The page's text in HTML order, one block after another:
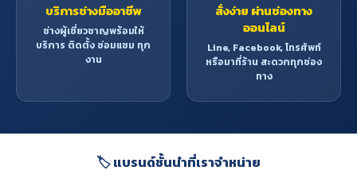
บริการช่างมืออาชีพ
ช่างผู้เชี่ยวชาญพร้อมให้
บริการ ติดตั้ง ซ่อมแซม ทุก
งาน
สั่งง่าย ผ่านช่องทาง
ออนไลน์
Line, Facebook, โทรศัพท์
หรือมาที่ร้าน สะดวกทุกช่อง
ทาง
🏷️ แบรนด์ชั้นนำที่เราจำหน่าย